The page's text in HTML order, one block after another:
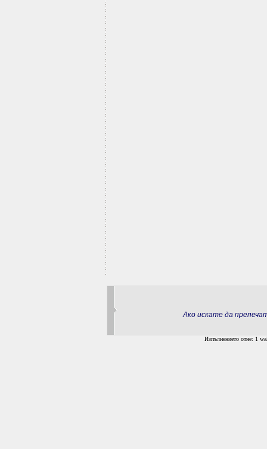
Ако искате да
Изпълнението отне: 1